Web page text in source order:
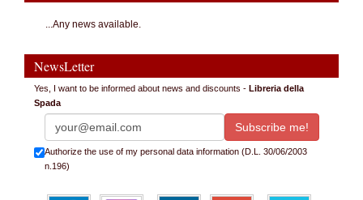
...Any news available.
NewsLetter
Yes, I want to be informed about news and discounts - Libreria della
Spada
Authorize the use of my personal data information (D.L. 30/06/2003
n.196)